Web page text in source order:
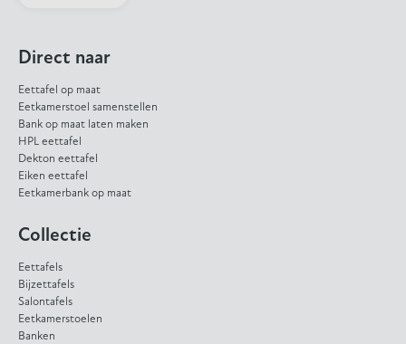
Direct naar
Eettafel op maat
Eetkamerstoel samenstellen
Bank op maat laten maken
HPL eettafel
Dekton eettafel
Eiken eettafel
Eetkamerbank op maat
Collectie
Eettafels
Bijzettafels
Salontafels
Eetkamerstoelen
Banken